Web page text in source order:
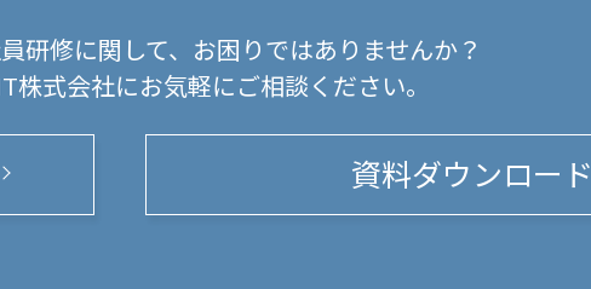
研修に関して、
お困りではありませんか？
株式会社にお気軽にご相談ください。
資料ダウンロード